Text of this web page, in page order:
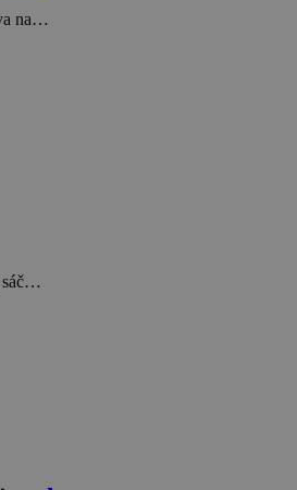
na…
sáč…